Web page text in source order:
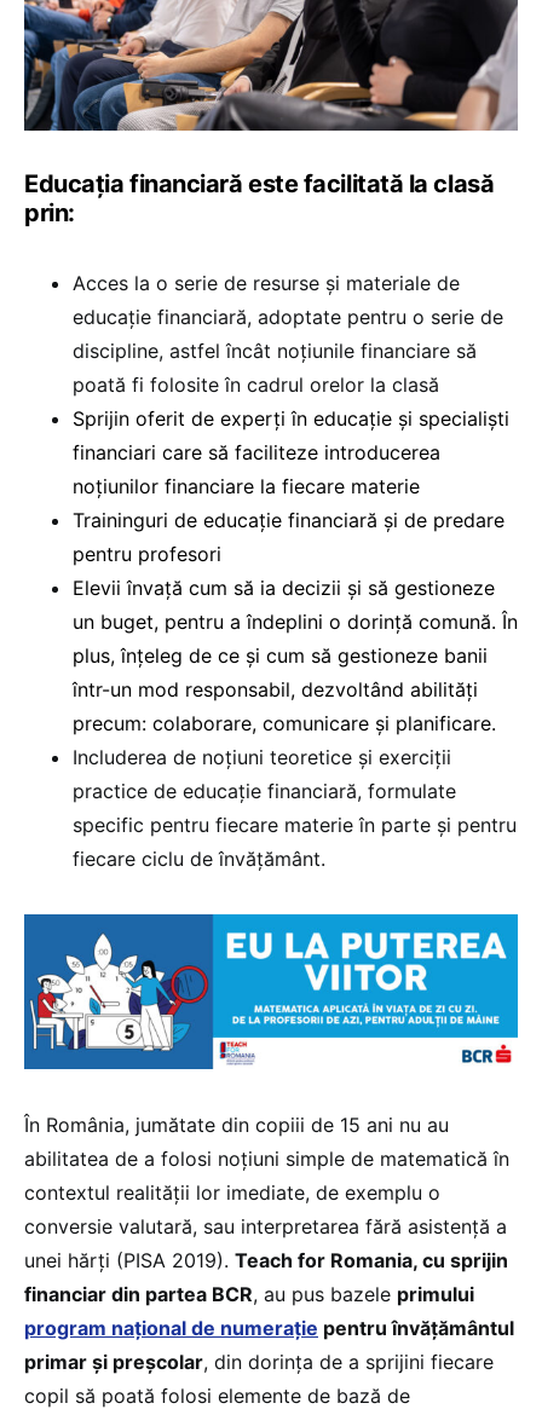
Educația financiară este facilitată la clasă
prin:
Acces la o serie de resurse și materiale de
educație financiară, adoptate pentru o serie de
discipline, astfel încât noțiunile financiare să
poată fi folosite în cadrul orelor la clasă
Sprijin oferit de experți în educație și specialiști
financiari care să faciliteze introducerea
noțiunilor financiare la fiecare materie
Traininguri de educație financiară și de predare
pentru profesori
Elevii învață cum să ia decizii și să gestioneze
un buget, pentru a îndeplini o dorință comună. În
plus, înțeleg de ce și cum să gestioneze banii
într-un mod responsabil, dezvoltând abilități
precum: colaborare, comunicare și planificare.
Includerea de noțiuni teoretice și exerciții
practice de educație financiară, formulate
specific pentru fiecare materie în parte și pentru
fiecare ciclu de învățământ.
În România, jumătate din copiii de 15 ani nu au
abilitatea de a folosi noțiuni simple de matematică în
contextul realității lor imediate, de exemplu o
conversie valutară, sau interpretarea fără asistență a
unei hărți (PISA 2019). Teach for Romania, cu sprijin
financiar din partea BCR, au pus bazele primului
program național de numerație pentru învățământul
primar și preșcolar, din dorința de a sprijini fiecare
copil să poată folosi elemente de bază de